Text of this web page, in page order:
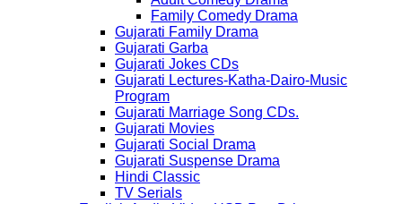
Family Comedy Drama
Gujarati Family Drama
Gujarati Garba
Gujarati Jokes CDs
Gujarati Lectures-Katha-Dairo-Music
Program
Gujarati Marriage Song CDs.
Gujarati Movies
Gujarati Social Drama
Gujarati Suspense Drama
Hindi Classic
TV Serials